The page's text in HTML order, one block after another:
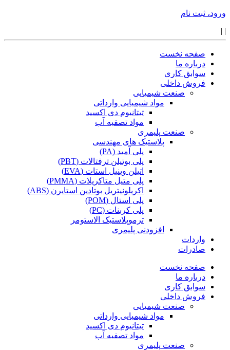
ورود، ثبت نام
|
|
صفحه نخست
درباره ما
سوابق کاری
فروش داخلی
صنعت شیمیایی
مواد شیمیایی وارداتی
تیتانیوم دی اکسید
مواد تصفیه آب
صنعت پلیمری
پلاستیک های مهندسی
پلی آمید (PA)
پلی بوتیلن ترفتالات (PBT)
اتیلن وینیل استات (EVA)
پلی متیل متاکریلات (PMMA)
اکریلونیتریل بوتادین استایرن (ABS)
پلی استال (POM)
پلی کربنات (PC)
ترموپلاستیک الاستومر
افزودنی پلیمری
واردات
صادرات
صفحه نخست
درباره ما
سوابق کاری
فروش داخلی
صنعت شیمیایی
مواد شیمیایی وارداتی
تیتانیوم دی اکسید
مواد تصفیه آب
صنعت پلیمری